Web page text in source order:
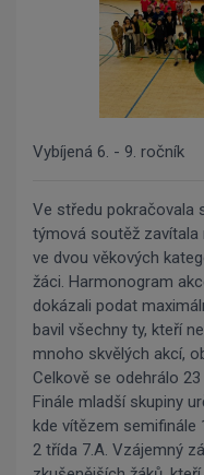
Vybíjená 6. - 9. ročník
Ve středu pokračovala
týmová soutěž zavítala
ve dvou věkových
žáci. Harmonogram
dokázali podat
bavil všechny ty, kteří
mnoho skvělých akcí,
Celkově se odehrálo
Finále mladší skupiny
kde vítězem semifinále
2 třída 7.A. Vzájemný